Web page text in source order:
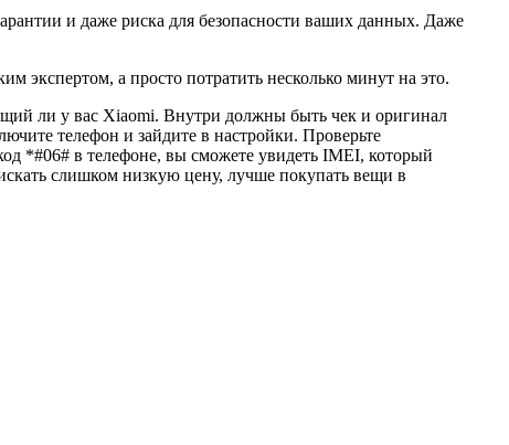
и даже риска для безопасности ваших данных. Даже
экспертом, а просто потратить несколько минут на это.
ли у вас Xiaomi. Внутри должны быть чек и оригинал
телефон и зайдите в настройки. Проверьте
*#06# в телефоне, вы сможете увидеть IMEI, который
слишком низкую цену, лучше покупать вещи в